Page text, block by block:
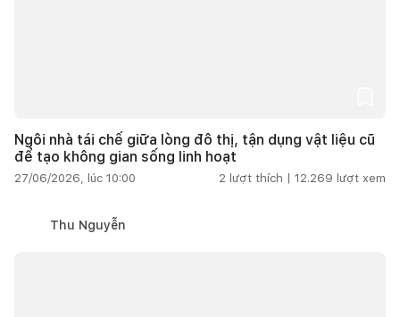
Ngôi nhà tái chế giữa lòng đô thị, tận dụng vật liệu cũ
để tạo không gian sống linh hoạt
27/06/2026, lúc 10:00 2 lượt thích | 12.269 lượt xem
Thu Nguyễn